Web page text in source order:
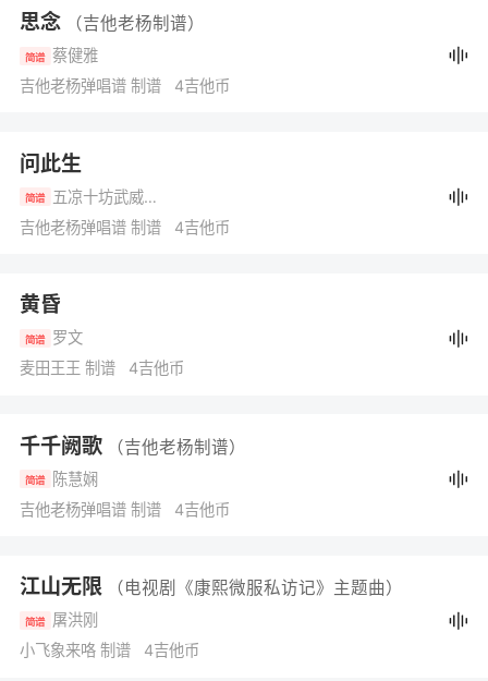
思念 （吉他老杨制谱）
简谱 蔡健雅
吉他老杨弹唱谱 制谱 4吉他币
问此生
简谱
五凉十坊武威特产馆
吉他老杨弹唱谱 制谱 4吉他币
黄昏
简谱 罗文
麦田王王 制谱 4吉他币
千千阙歌 （吉他老杨制谱）
简谱
陈慧娴
吉他老杨弹唱谱 制谱 4吉他币
江山无限 （电视剧《康熙微服私访记》主题曲）
简谱 屠洪刚
小飞象来咯 制谱 4吉他币